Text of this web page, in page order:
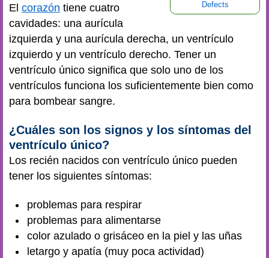
Defects
El corazón tiene cuatro
cavidades: una aurícula
izquierda y una aurícula derecha, un ventrículo
izquierdo y un ventrículo derecho. Tener un
ventrículo único significa que solo uno de los
ventrículos funciona los suficientemente bien como
para bombear sangre.
¿Cuáles son los signos y los síntomas del
ventrículo único?
Los recién nacidos con ventrículo único pueden
tener los siguientes síntomas:
problemas para respirar
problemas para alimentarse
color azulado o grisáceo en la piel y las uñas
letargo y apatía (muy poca actividad)